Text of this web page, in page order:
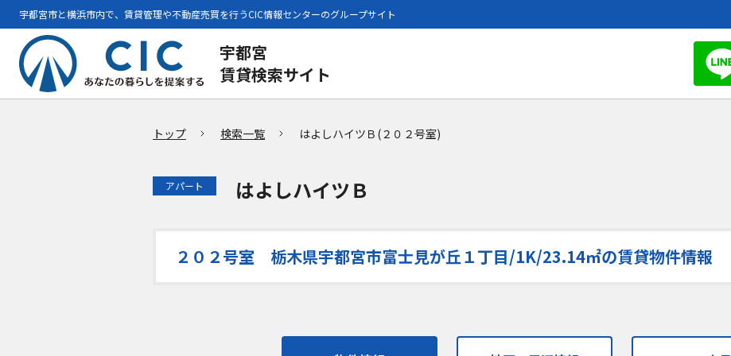
宇都宮市と横浜市内で、賃貸管理や不動産売買を行うCIC情報センターのグループサイト
宇都宮
賃貸検索サイト
トップ 検索一覧 はよしハイツＢ(２０２号室)
アパート はよしハイツＢ
２０２号室 栃木県宇都宮市富士見が丘１丁目/1K/23.14㎡の賃貸物件情報